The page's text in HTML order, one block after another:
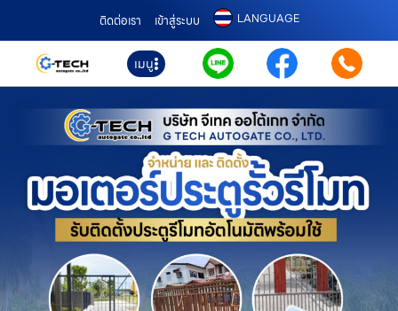
ติดต่อเรา เข้าสู่ระบบ LANGUAGE
เมนู